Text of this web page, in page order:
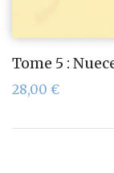
Tome 5 :
28,00 €